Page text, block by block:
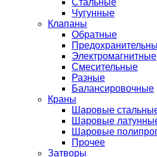
Стальные
Чугунные
Клапаны
Обратные
Электромагнитные
Смесительные
Разные
Балансировочные
Краны
Шаровые
Шаровые
Шаровые
Прочее
Затворы